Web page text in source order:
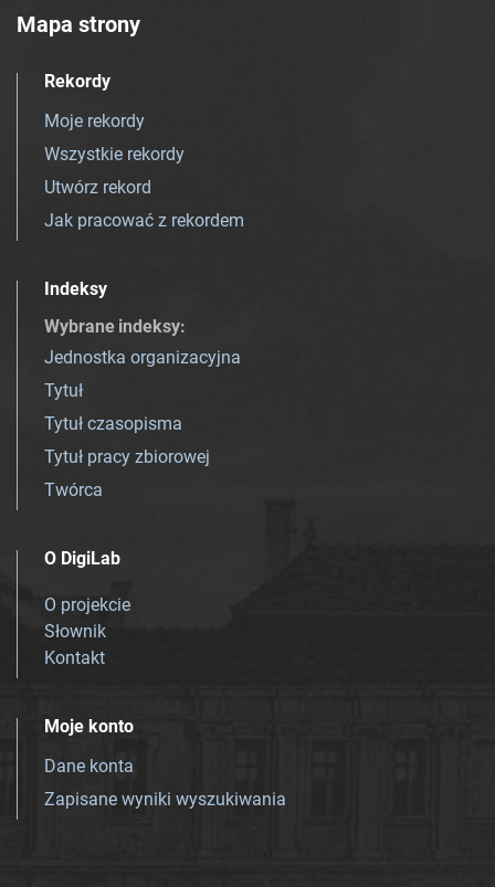
Mapa strony
Rekordy
Moje rekordy
Wszystkie rekordy
Utwórz rekord
Jak pracować z rekordem
Indeksy
Wybrane indeksy:
Jednostka organizacyjna
Tytuł
Tytuł czasopisma
Tytuł pracy zbiorowej
Twórca
O DigiLab
O projekcie
Słownik
Kontakt
Moje konto
Dane konta
Zapisane wyniki wyszukiwania